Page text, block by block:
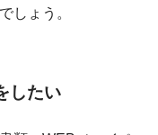
でしょう。
したい